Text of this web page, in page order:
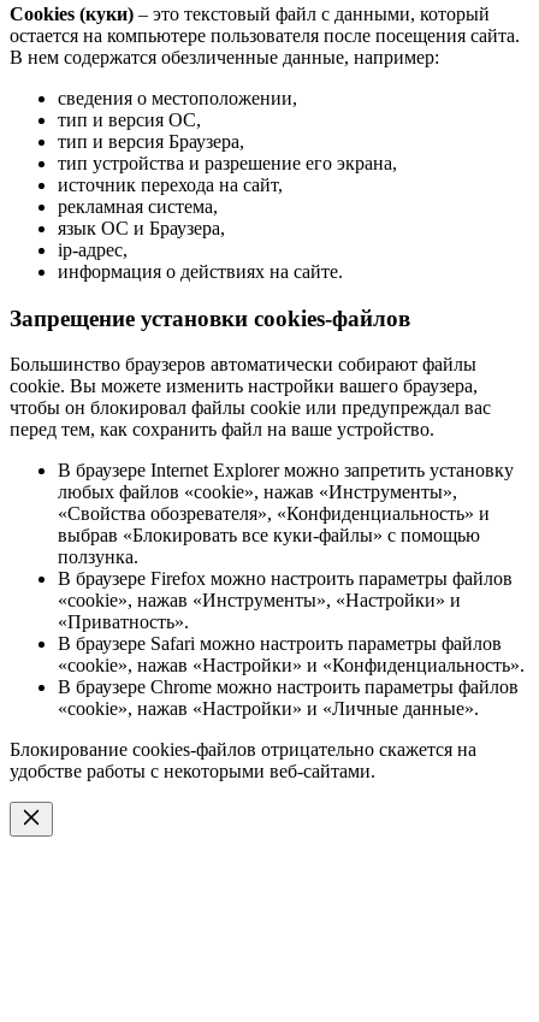
Cookies (куки) – это текстовый файл с данными, который
остается на компьютере пользователя после посещения сайта.
В нем содержатся обезличенные данные, например:
сведения о местоположении,
тип и версия ОС,
тип и версия Браузера,
тип устройства и разрешение его экрана,
источник перехода на сайт,
рекламная система,
язык ОС и Браузера,
ip-адрес,
информация о действиях на сайте.
Запрещение установки cookies-файлов
Большинство браузеров автоматически собирают файлы
cookie. Вы можете изменить настройки вашего браузера,
чтобы он блокировал файлы cookie или предупреждал вас
перед тем, как сохранить файл на ваше устройство.
В браузере Internet Explorer можно запретить установку
любых файлов «cookie», нажав «Инструменты»,
«Свойства обозревателя», «Конфиденциальность» и
выбрав «Блокировать все куки-файлы» с помощью
ползунка.
В браузере Firefox можно настроить параметры файлов
«cookie», нажав «Инструменты», «Настройки» и
«Приватность».
В браузере Safari можно настроить параметры файлов
«cookie», нажав «Настройки» и «Конфиденциальность».
В браузере Chrome можно настроить параметры файлов
«cookie», нажав «Настройки» и «Личные данные».
Блокирование cookies-файлов отрицательно скажется на
удобстве работы с некоторыми веб-сайтами.